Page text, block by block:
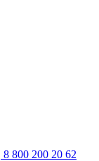
8 800 200 20 62